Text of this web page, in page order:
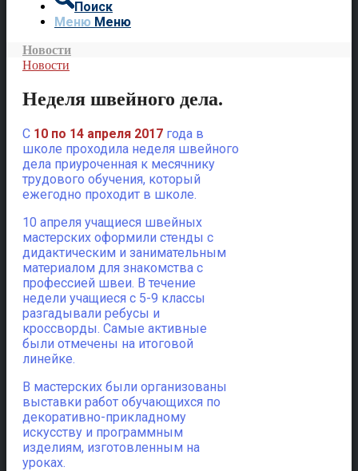
Поиск
Меню Меню
Новости
Новости
Неделя швейного дела.
С 10 по 14 апреля 2017 года в
школе проходила неделя швейного
дела приуроченная к месячнику
трудового обучения, который
ежегодно проходит в школе.
10 апреля учащиеся швейных
мастерских оформили стенды с
дидактическим и занимательным
материалом для знакомства с
профессией швеи. В течение
недели учащиеся с 5-9 классы
разгадывали ребусы и
кроссворды. Самые активные
были отмечены на итоговой
линейке.
В мастерских были организованы
выставки работ обучающихся по
декоративно-прикладному
искусству и программным
изделиям, изготовленным на
уроках.